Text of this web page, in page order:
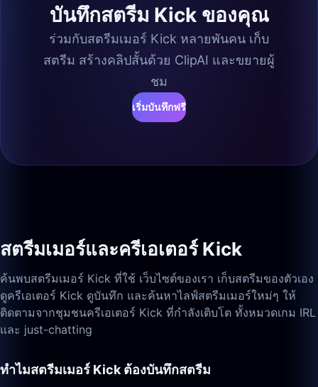
บันทึกสตรีม Kick ของคุณ
ร่วมกับสตรีมเมอร์ Kick หลายพันคน เก็บ
สตรีม สร้างคลิปสั้นด้วย ClipAI และขยายผู้
ชม
เริ่มบันทึกฟรี
สตรีมเมอร์และครีเอเตอร์ Kick
ค้นพบสตรีมเมอร์ Kick ที่ใช้ เว็บไซต์ของเรา เก็บสตรีมของตัวเอง
ดูครีเอเตอร์ Kick ดูบันทึก และค้นหาไลฟ์สตรีมเมอร์ใหม่ๆ ให้
ติดตามจากชุมชนครีเอเตอร์ Kick ที่กำลังเติบโต ทั้งหมวดเกม IRL
และ just-chatting
ทำไมสตรีมเมอร์ Kick ต้องบันทึกสตรีม